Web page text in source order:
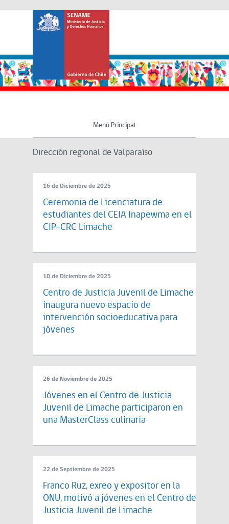
Menú Principal
Dirección regional de Valparaíso
16 de Diciembre de 2025
Ceremonia de Licenciatura de
estudiantes del CEIA Inapewma en el
CIP-CRC Limache
10 de Diciembre de 2025
Centro de Justicia Juvenil de Limache
inaugura nuevo espacio de
intervención socioeducativa para
jóvenes
26 de Noviembre de 2025
Jóvenes en el Centro de Justicia
Juvenil de Limache participaron en
una MasterClass culinaria
22 de Septiembre de 2025
Franco Ruz, exreo y expositor en la
ONU, motivó a jóvenes en el Centro de
Justicia Juvenil de Limache